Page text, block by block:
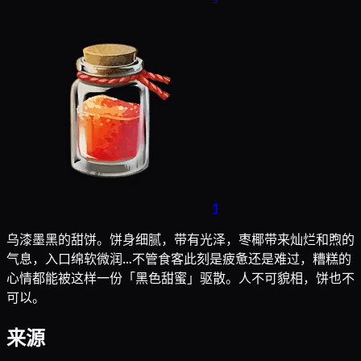
1
乌漆墨黑的甜饼。饼身细腻，带有光泽，枣椰带来灿烂和煦的
气息，入口绵软微润…不管食客此刻是疲惫还是难过，糟糕的
心情都能被这样一份「黑色甜蜜」驱散。人不可貌相，饼也不
可以。
来源